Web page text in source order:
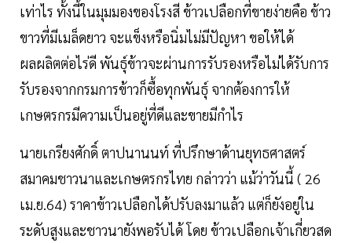
เท่าไร ทั้งนี้ในมุมมองของโรงสี ข้าวเปลือกที่ขายง่ายคือ ข้าว
ขาวที่มีเมล็ดยาว จะแข็งหรือนิ่มไม่มีปัญหา ขอให้ได้
ผลผลิตต่อไร่ดี พันธุ์ข้าวจะผ่านการรับรองหรือไม่ได้รับการ
รับรองจากกรมการข้าวก็ซื้อทุกพันธุ์ จากต้องการให้
เกษตรกรมีความเป็นอยู่ที่ดีและขายมีกำไร
นายเกรียงศักดิ์ ตาปนานนท์ ที่ปรึกษาด้านยุทธศาสตร์
สมาคมชาวนาและเกษตรกรไทย กล่าวว่า แม้ว่าวันนี้ ( 26
เม.ย.64) ราคาข้าวเปลือกได้ปรับลงมาแล้ว แต่ก็ยังอยู่ใน
ระดับสูงและชาวนายังพอรับได้ โดย ข้าวเปลือกเจ้าเกี่ยวสด